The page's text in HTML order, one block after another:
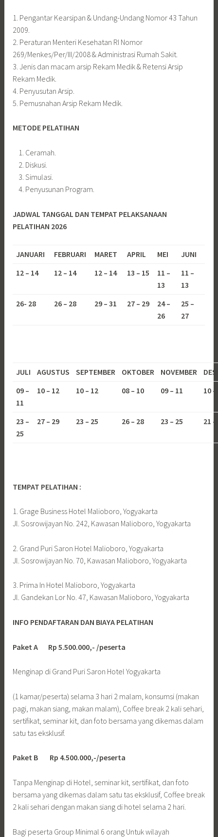
1. Pengantar Kearsipan & Undang-Undang Nomor 43 Tahun
2009.
2. Peraturan Menteri Kesehatan RI Nomor
269/Menkes/Per/III/2008 & Administrasi Rumah Sakit.
3. Jenis dan macam arsip Rekam Medik & Retensi Arsip
Rekam Medik.
4. Penyusutan Arsip.
5. Pemusnahan Arsip Rekam Medik.
METODE PELATIHAN
Ceramah.
Diskusi.
Simulasi.
Penyusunan Program.
JADWAL TANGGAL DAN TEMPAT PELAKSANAAN
PELATIHAN 2026
JANUARI FEBRUARI MARET APRIL MEI
JUNI
12 – 14
12 – 14 12 – 14 13 – 15
11 –
13
11 –
13
26- 28
26 – 28 29 – 31 27 – 29
24 –
26
25 –
27
JULI AGUSTUS SEPTEMBER OKTOBER NOVEMBER
09 –
11
10 – 12 10 – 12 08 – 10 09 – 11 10
23 –
25
27 – 29 23 – 25 26 – 28 23 – 25 21
TEMPAT PELATIHAN :
1. Grage Business Hotel Malioboro, Yogyakarta
Jl. Sosrowijayan No. 242, Kawasan Malioboro, Yogyakarta
2. Grand Puri Saron Hotel Malioboro, Yogyakarta
Jl. Sosrowijayan No. 70, Kawasan Malioboro, Yogyakarta
3. Prima In Hotel Malioboro, Yogyakarta
Jl. Gandekan Lor No. 47, Kawasan Malioboro, Yogyakarta
INFO PENDAFTARAN DAN BIAYA PELATIHAN
Paket A Rp 5.500.000,- /peserta
Menginap di Grand Puri Saron Hotel Yogyakarta
(1 kamar/peserta) selama 3 hari 2 malam, konsumsi (makan
pagi, makan siang, makan malam), Coffee break 2 kali sehari,
sertifikat, seminar kit, dan foto bersama yang dikemas dalam
satu tas eksklusif.
Paket B Rp 4.500.000,-/peserta
Tanpa Menginap di Hotel, seminar kit, sertifikat, dan foto
bersama yang dikemas dalam satu tas eksklusif, Coffee break
2 kali sehari dengan makan siang di hotel selama 2 hari.
Bagi peserta Group Minimal 6 orang Untuk wilayah